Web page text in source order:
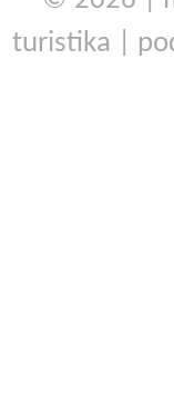
turistika